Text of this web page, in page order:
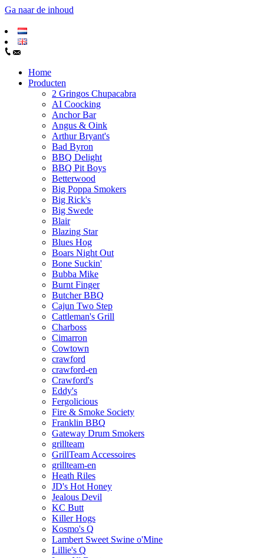
Ga naar de inhoud
Home
Producten
2 Gringos Chupacabra
AI Coocking
Anchor Bar
Angus & Oink
Arthur Bryant's
Bad Byron
BBQ Delight
BBQ Pit Boys
Betterwood
Big Poppa Smokers
Big Rick's
Big Swede
Blair
Blazing Star
Blues Hog
Boars Night Out
Bone Suckin'
Bubba Mike
Burnt Finger
Butcher BBQ
Cajun Two Step
Cattleman's Grill
Charboss
Cimarron
Cowtown
crawford
crawford-en
Crawford's
Eddy's
Fergolicious
Fire & Smoke Society
Franklin BBQ
Gateway Drum Smokers
grillteam
GrillTeam Accessoires
grillteam-en
Heath Riles
JD's Hot Honey
Jealous Devil
KC Butt
Killer Hogs
Kosmo's Q
Lambert Sweet Swine o'Mine
Lillie's Q